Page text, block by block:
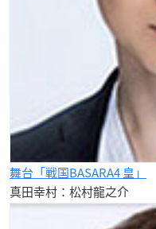
舞台「戦国BASARA4 皇」
真田幸村：松村龍之介